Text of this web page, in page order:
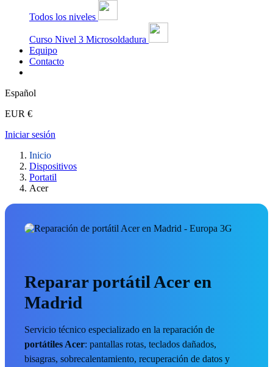
Todos los niveles
Curso Nivel 3 Microsoldadura
Equipo
Contacto
Español
EUR €
Iniciar sesión
Inicio
Dispositivos
Portatil
Acer
Reparar portátil Acer en
Madrid
Servicio técnico especializado en la reparación de
portátiles Acer: pantallas rotas, teclados dañados,
bisagras, sobrecalentamiento, recuperación de datos y